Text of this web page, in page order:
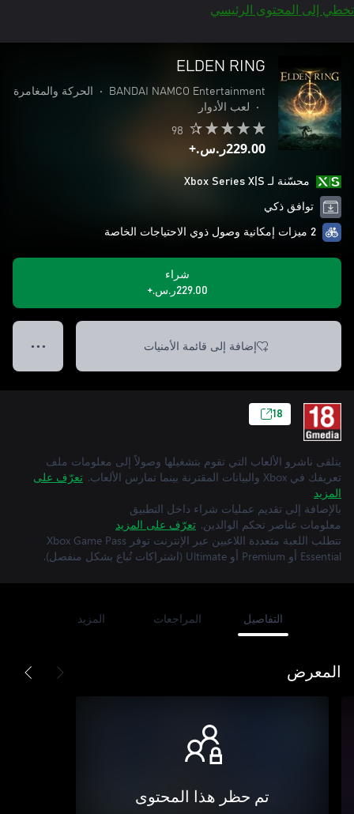
تخطي إلى المحتوى الرئيسي
ELDEN RING
BANDAI NAMCO Entertainment
•
الحركة والمغامرة
•
لعب الأدوار
98
‪ر.س.‏‎229.00‬+
محسّنة لـ Xbox Series X|S
توافق ذكي
2 ميزات إمكانية وصول ذوي الاحتياجات الخاصة
شراء
‪ر.س.‏‎229.00‬+
إضافة إلى قائمة الأمنيات ● ● ●
18
يتلقى ناشرو الألعاب التي تقوم بتشغيلها وصولاً إلى معلومات ملف
تعريفك في Xbox والبيانات المقترنة بينما تمارس الألعاب.
تعرّف على
المزيد
بالإضافة إلى تقديم عمليات شراء داخل التطبيق
معلومات عناصر تحكم الوالدين. تعرّف على المزيد
تتطلب اللعبة متعددة اللاعبين عبر الإنترنت توفر Xbox Game Pass
Essential أو Premium أو Ultimate (اشتراكات تُباع بشكل منفصل).
التفاصيل المراجعات المزيد
المعرض
تم حظر هذا المحتوى